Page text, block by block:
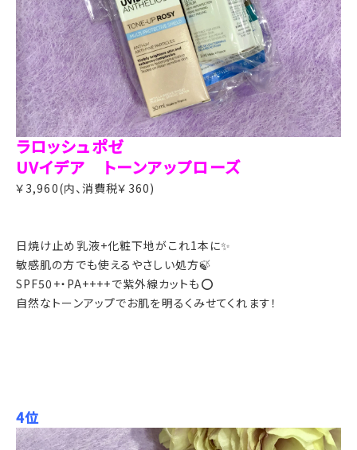
ラロッシュポゼ
UVイデア トーンアップローズ
￥3,960(内、消費税￥360)
日焼け止め乳液+化粧下地がこれ1本に✨
敏感肌の方でも使えるやさしい処方🍃
SPF50+・PA++++で紫外線カットも⭕️
自然なトーンアップでお肌を明るくみせてくれます！
4位